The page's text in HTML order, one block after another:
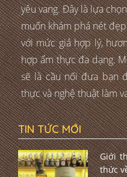
yêu vang. Đây là lựa
muốn khám phá nét
với mức giá hợp lý,
hợp ẩm thực đa dạng.
sẽ là cầu nối đưa bạn
thực và nghệ thuật làm
TIN TỨC MỚI
Giới
thức